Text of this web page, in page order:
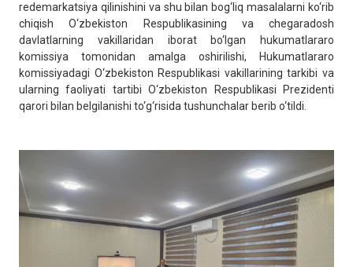
redemarkatsiya qilinishini va shu bilan bog‘liq masalalarni ko‘rib
chiqish O‘zbekiston Respublikasining va chegaradosh
davlatlarning vakillaridan iborat bo‘lgan hukumatlararo
komissiya tomonidan amalga oshirilishi, Hukumatlararo
komissiyadagi O‘zbekiston Respublikasi vakillarining tarkibi va
ularning faoliyati tartibi O‘zbekiston Respublikasi Prezidenti
qarori bilan belgilanishi to‘g‘risida tushunchalar berib o‘tildi.